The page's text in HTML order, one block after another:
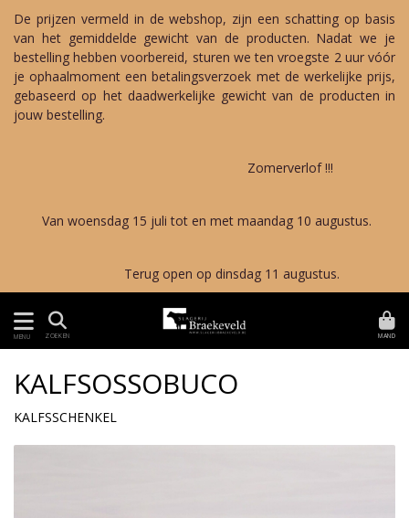
De prijzen vermeld in de webshop, zijn een schatting op basis
van het gemiddelde gewicht van de producten. Nadat we je
bestelling hebben voorbereid, sturen we ten vroegste 2 uur vóór
je ophaalmoment een betalingsverzoek met de werkelijke prijs,
gebaseerd op het daadwerkelijke gewicht van de producten in
jouw bestelling.
Zomerverlof !!!
Van woensdag 15 juli tot en met maandag 10 augustus.
Terug open op dinsdag 11 augustus.
MENU ZOEKEN MAND
KALFSOSSOBUCO
KALFSSCHENKEL